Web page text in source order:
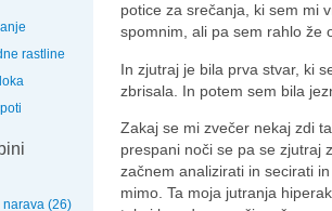
rastline
(26)
potice za srečanja, ki sem mi
spomnim, ali pa sem rahlo že
In zjutraj je bila prva stvar, ki
zbrisala. In potem sem bila
Zakaj se mi zvečer nekaj zdi
prespani noči se pa se zjutraj
začnem analizirati in secirati
mimo. Ta moja jutranja